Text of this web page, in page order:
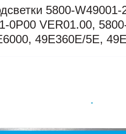
5800-
0P00 VER01.00,
49E360E/5E,